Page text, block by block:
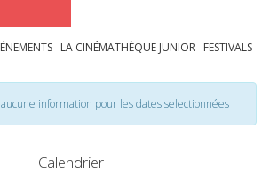
LA CINÉMATHÈQUE JUNIOR FESTIVALS
information pour les dates selectionnées
Calendrier